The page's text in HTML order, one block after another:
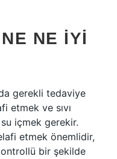
NE IYI
gerekli tedaviye
etmek ve sıvı
içmek gerekir.
etmek önemlidir,
bir şekilde